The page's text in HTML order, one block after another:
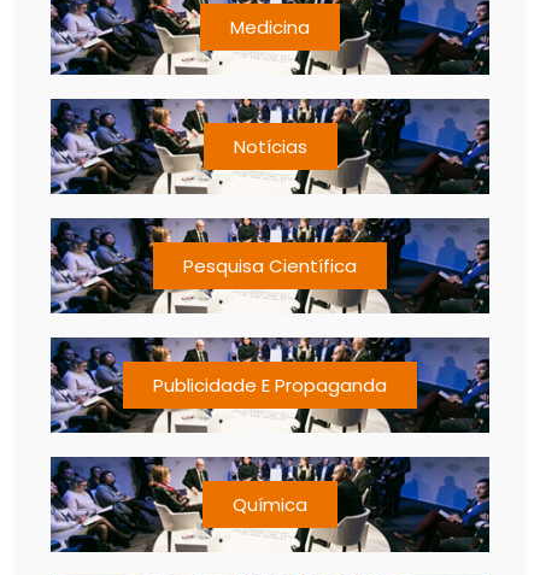
Medicina
Notícias
Pesquisa Científica
Publicidade E Propaganda
Química